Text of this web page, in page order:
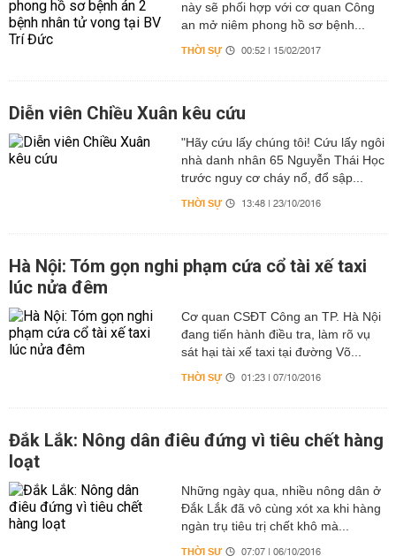
này sẽ phối hợp với cơ quan Công
an mở niêm phong hồ sơ bệnh...
THỜI SỰ 00:52 | 15/02/2017
Diễn viên Chiều Xuân kêu cứu
"Hãy cứu lấy chúng tôi! Cứu lấy ngôi
nhà danh nhân 65 Nguyễn Thái Học
trước nguy cơ cháy nổ, đổ sập...
THỜI SỰ 13:48 | 23/10/2016
Hà Nội: Tóm gọn nghi phạm cứa cổ tài xế taxi
lúc nửa đêm
Cơ quan CSĐT Công an TP. Hà Nội
đang tiến hành điều tra, làm rõ vụ
sát hại tài xế taxi tại đường Võ...
THỜI SỰ 01:23 | 07/10/2016
Đắk Lắk: Nông dân điêu đứng vì tiêu chết hàng
loạt
Những ngày qua, nhiều nông dân ở
Đắk Lắk đã vô cùng xót xa khi hàng
ngàn trụ tiêu trị chết khô mà...
THỜI SỰ 07:07 | 06/10/2016